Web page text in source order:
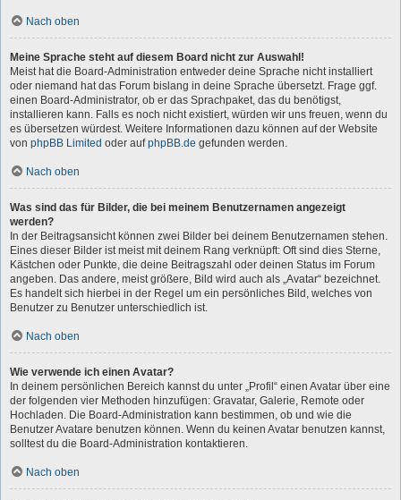
Nach oben
Meine Sprache steht auf diesem Board nicht zur Auswahl!
Meist hat die Board-Administration entweder deine Sprache nicht installiert
oder niemand hat das Forum bislang in deine Sprache übersetzt. Frage ggf.
einen Board-Administrator, ob er das Sprachpaket, das du benötigst,
installieren kann. Falls es noch nicht existiert, würden wir uns freuen, wenn du
es übersetzen würdest. Weitere Informationen dazu können auf der Website
von phpBB Limited oder aufphpBB.de gefunden werden.
Nach oben
Was sind das für Bilder, die bei meinem Benutzernamen angezeigt
werden?
In der Beitragsansicht können zwei Bilder bei deinem Benutzernamen stehen.
Eines dieser Bilder ist meist mit deinem Rang verknüpft: Oft sind dies Sterne,
Kästchen oder Punkte, die deine Beitragszahl oder deinen Status im Forum
angeben. Das andere, meist größere, Bild wird auch als „Avatar“ bezeichnet.
Es handelt sich hierbei in der Regel um ein persönliches Bild, welches von
Benutzer zu Benutzer unterschiedlich ist.
Nach oben
Wie verwende ich einen Avatar?
In deinem persönlichen Bereich kannst du unter „Profil“ einen Avatar über eine
der folgenden vier Methoden hinzufügen: Gravatar, Galerie, Remote oder
Hochladen. Die Board-Administration kann bestimmen, ob und wie die
Benutzer Avatare benutzen können. Wenn du keinen Avatar benutzen kannst,
solltest du die Board-Administration kontaktieren.
Nach oben